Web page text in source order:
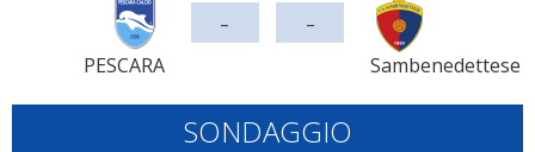
PESCARA
- -
Sambenedettese
SONDAGGIO